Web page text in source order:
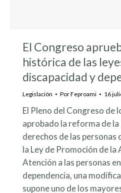
El Congreso
histórica de las
discapacidad y
Legislación PorFeproami 16
El Pleno del Congreso de
aprobado la reforma de la
derechos de las personas
la Ley de Promoción de
Atención a las personas
dependencia, una
supone uno de los